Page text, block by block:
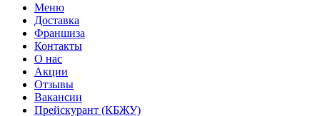
Меню
Доставка
Франшиза
Контакты
О нас
Акции
Отзывы
Вакансии
Прейскурант (КБЖУ)